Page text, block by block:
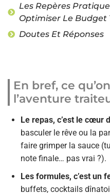
Les Repères
Optimiser Le
Doutes Et Réponses
En bref, ce
l’aventure
Le repas, c’est le cœur
basculer le rêve ou la
faire grimper la sauce
note finale… pas vrai ?).
Les formules, c’est un
buffets, cocktails